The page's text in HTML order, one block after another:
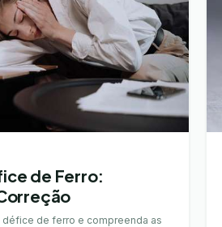
de Ferro:
de ferro e compreenda as